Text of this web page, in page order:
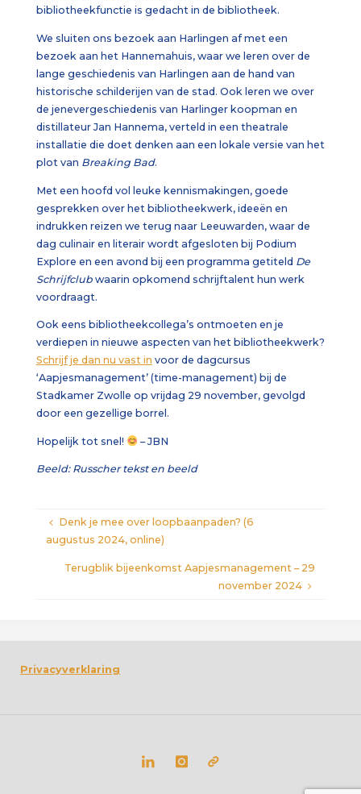
bibliotheekfunctie is gedacht in de bibliotheek.
We sluiten ons bezoek aan Harlingen af met een
bezoek aan het Hannemahuis, waar we leren over de
lange geschiedenis van Harlingen aan de hand van
historische schilderijen van de stad. Ook leren we over
de jenevergeschiedenis van Harlinger koopman en
distillateur Jan Hannema, verteld in een theatrale
installatie die doet denken aan een lokale versie van het
plot van Breaking Bad.
Met een hoofd vol leuke kennismakingen, goede
gesprekken over het bibliotheekwerk, ideeën en
indrukken reizen we terug naar Leeuwarden, waar de
dag culinair en literair wordt afgesloten bij Podium
Explore en een avond bij een programma getiteld De
Schrijfclubwaarin opkomend schrijftalent hun werk
voordraagt.
Ook eens bibliotheekcollega’s ontmoeten en je
verdiepen in nieuwe aspecten van het bibliotheekwerk?
Schrijf je dan nu vast in voor de dagcursus
‘Aapjesmanagement’ (time-management) bij de
Stadkamer Zwolle op vrijdag 29 november, gevolgd
door een gezellige borrel.
Hopelijk tot snel! – JBN
Beeld: Russcher tekst en beeld
Denk je mee over loopbaanpaden? (6
augustus 2024, online)
Terugblik bijeenkomst Aapjesmanagement – 29
november 2024
Privacyverklaring